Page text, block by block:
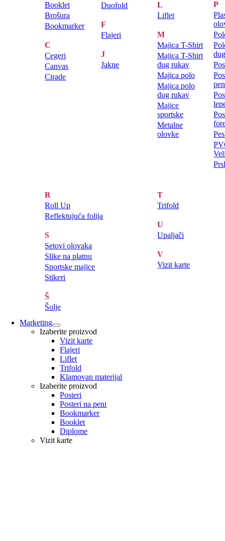
Booklet
Brošura
Bookmarker
C
Cegeri
Canvas
Cirade
Duofold
F
Flajeri
J
Jakne
L
Liflet
M
Majica T-Shirt
Majica T-Shirt
dug rukav
Majica polo
Majica polo
dug rukav
Majice
sportske
Metalne
olovke
P
R
Roll Up
Reflektujuća folija
S
Setovi olovaka
Slike na platnu
Sportske majice
Stikeri
Š
Šolje
T
Trifold
U
Upaljači
V
Vizit karte
Marketing
Izaberite proizvod
Vizit karte
Flajeri
Liflet
Trifold
Klamovan materijal
Izaberite proizvod
Posteri
Posteri na peni
Bookmarker
Booklet
Diplome
Vizit karte